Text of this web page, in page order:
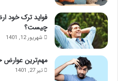
فواید ترک خود
چیست؟
شهریور 12, 1401
مهم‌ترین عوارض
تیر 27, 1401